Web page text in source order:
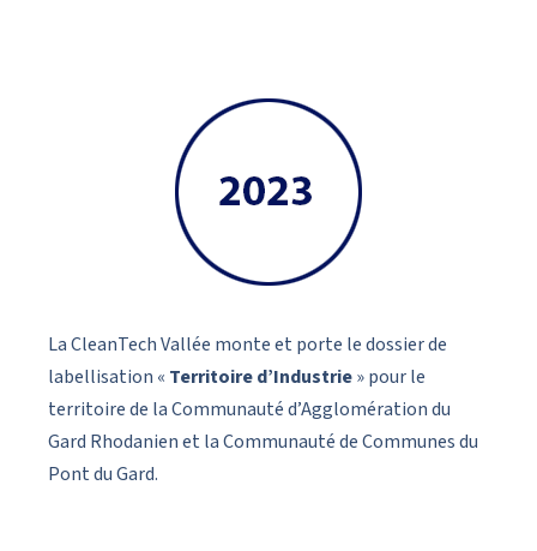
La CleanTech Vallée monte et porte le dossier de
labellisation « Territoire d’Industrie» pour le
territoire de la Communauté d’Agglomération du
Gard Rhodanien et la Communauté de Communes du
Pont du Gard.